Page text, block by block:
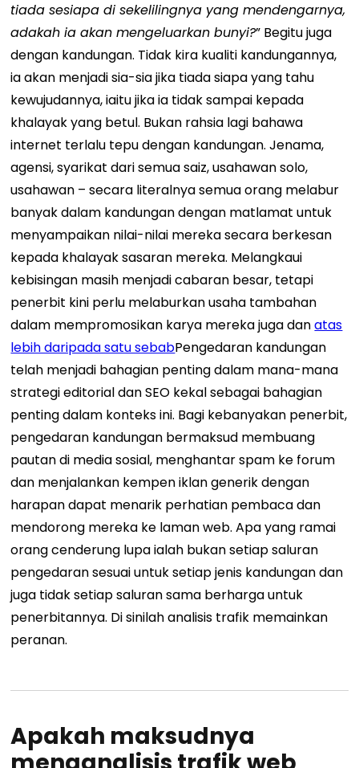
tiada sesiapa di sekelilingnya yang mendengarnya,
adakah ia akan mengeluarkan bunyi?” Begitu juga
dengan kandungan. Tidak kira kualiti kandungannya,
ia akan menjadi sia-sia jika tiada siapa yang tahu
kewujudannya, iaitu jika ia tidak sampai kepada
khalayak yang betul. Bukan rahsia lagi bahawa
internet terlalu tepu dengan kandungan. Jenama,
agensi, syarikat dari semua saiz, usahawan solo,
usahawan – secara literalnya semua orang melabur
banyak dalam kandungan dengan matlamat untuk
menyampaikan nilai-nilai mereka secara berkesan
kepada khalayak sasaran mereka. Melangkaui
kebisingan masih menjadi cabaran besar, tetapi
penerbit kini perlu melaburkan usaha tambahan
dalam mempromosikan karya mereka juga danatas
lebih daripada satu sebabPengedaran kandungan
telah menjadi bahagian penting dalam mana-mana
strategi editorial dan SEO kekal sebagai bahagian
penting dalam konteks ini. Bagi kebanyakan penerbit,
pengedaran kandungan bermaksud membuang
pautan di media sosial, menghantar spam ke forum
dan menjalankan kempen iklan generik dengan
harapan dapat menarik perhatian pembaca dan
mendorong mereka ke laman web. Apa yang ramai
orang cenderung lupa ialah bukan setiap saluran
pengedaran sesuai untuk setiap jenis kandungan dan
juga tidak setiap saluran sama berharga untuk
penerbitannya. Di sinilah analisis trafik memainkan
peranan.
Apakah maksudnya